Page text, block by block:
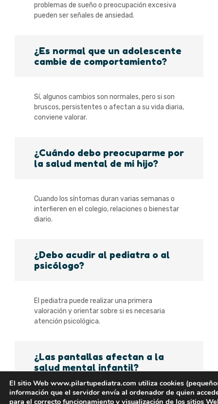
problemas de sueño o preocupación excesiva
pueden ser señales de ansiedad.
¿Es normal que un adolescente
cambie de comportamiento?
Sí, algunos cambios son normales, pero si son
bruscos, persistentes o afectan a su vida diaria,
conviene valorar.
¿Cuándo debo preocuparme por
la salud mental de mi hijo?
Cuando los síntomas duran varias semanas o
interfieren en el colegio, relaciones o bienestar
diario.
¿Debo acudir al pediatra o al
psicólogo?
El pediatra puede realizar una primera
valoración y orientar sobre si es necesaria
atención psicológica.
¿Las pantallas afectan a la
salud mental infantil?
El sitio Web www.pilartupediatra.com utiliza cookies
información que el servidor envía al ordenador de quien
para el correcto funcionamiento y visualización de los sitios